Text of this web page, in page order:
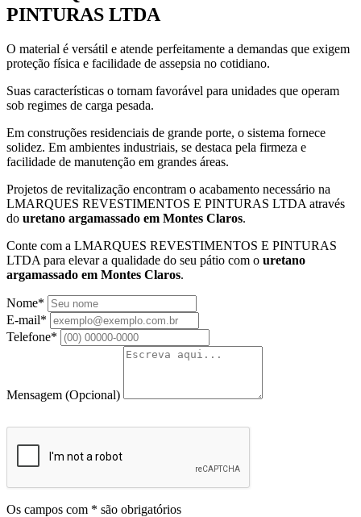
PINTURAS LTDA
O material é versátil e atende perfeitamente a demandas que exigem
proteção física e facilidade de assepsia no cotidiano.
Suas características o tornam favorável para unidades que operam
sob regimes de carga pesada.
Em construções residenciais de grande porte, o sistema fornece
solidez. Em ambientes industriais, se destaca pela firmeza e
facilidade de manutenção em grandes áreas.
Projetos de revitalização encontram o acabamento necessário na
LMARQUES REVESTIMENTOS E PINTURAS LTDA através
do uretano argamassado em Montes Claros.
Conte com a LMARQUES REVESTIMENTOS E PINTURAS
LTDA para elevar a qualidade do seu pátio com o uretano
argamassado em Montes Claros.
Nome*
E-mail*
Telefone*
Mensagem (Opcional)
Os campos com * são obrigatórios